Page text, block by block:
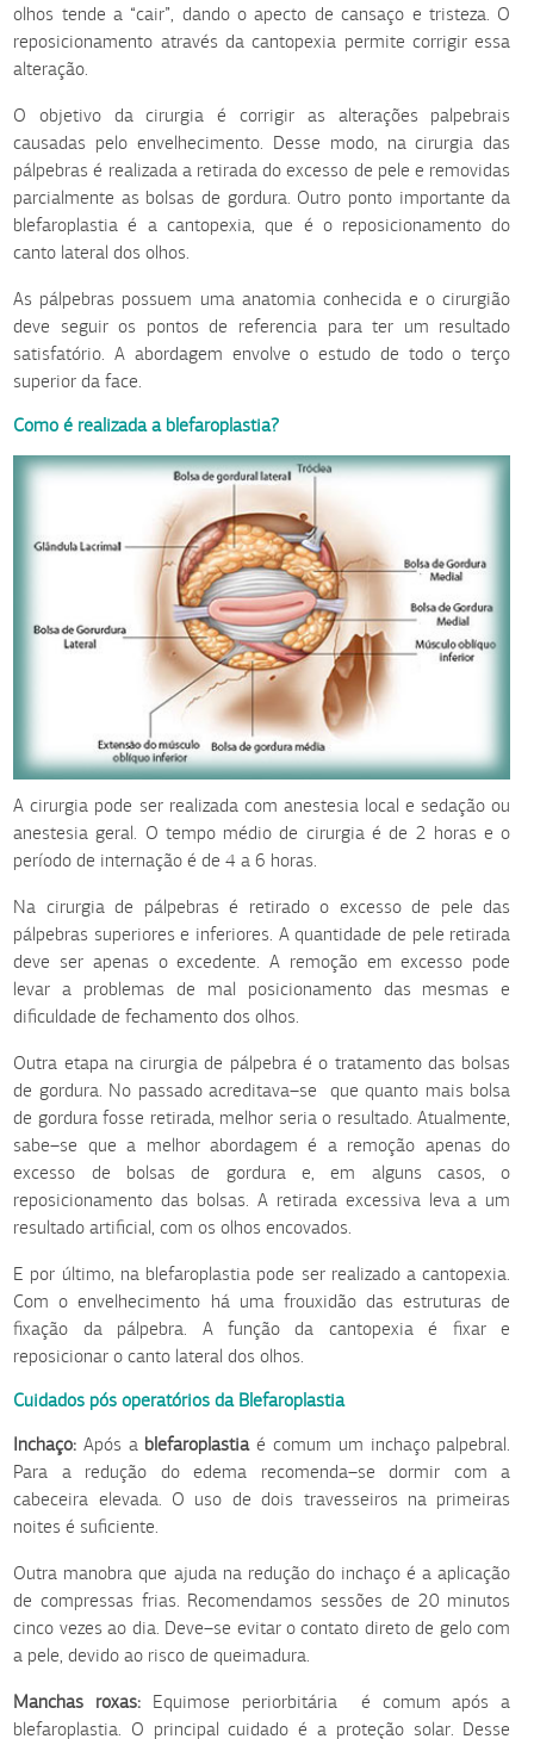
olhos tende a “cair”, dando o apecto de cansaço e tristeza. O
reposicionamento através da cantopexia permite corrigir essa
alteração.
O objetivo da cirurgia é corrigir as alterações palpebrais
causadas pelo envelhecimento. Desse modo, na cirurgia das
pálpebras é realizada a retirada do excesso de pele e removidas
parcialmente as bolsas de gordura. Outro ponto importante da
blefaroplastia é a cantopexia, que é o reposicionamento do
canto lateral dos olhos.
As pálpebras possuem uma anatomia conhecida e o cirurgião
deve seguir os pontos de referencia para ter um resultado
satisfatório. A abordagem envolve o estudo de todo o terço
superior da face.
Como é realizada a blefaroplastia?
A cirurgia pode ser realizada com anestesia local e sedação ou
anestesia geral. O tempo médio de cirurgia é de 2 horas e o
período de internação é de 4 a 6 horas.
Na cirurgia de pálpebras é retirado o excesso de pele das
pálpebras superiores e inferiores. A quantidade de pele retirada
deve ser apenas o excedente. A remoção em excesso pode
levar a problemas de mal posicionamento das mesmas e
dificuldade de fechamento dos olhos.
Outra etapa na cirurgia de pálpebra é o tratamento das bolsas
de gordura. No passado acreditava–se que quanto mais bolsa
de gordura fosse retirada, melhor seria o resultado. Atualmente,
sabe–se que a melhor abordagem é a remoção apenas do
excesso de bolsas de gordura e, em alguns casos, o
reposicionamento das bolsas. A retirada excessiva leva a um
resultado artificial, com os olhos encovados.
E por último, na blefaroplastia pode ser realizado a cantopexia.
Com o envelhecimento há uma frouxidão das estruturas de
fixação da pálpebra. A função da cantopexia é fixar e
reposicionar o canto lateral dos olhos.
Cuidados pós operatórios da Blefaroplastia
Inchaço: Após a blefaroplastiaé comum um inchaço palpebral.
Para a redução do edema recomenda–se dormir com a
cabeceira elevada. O uso de dois travesseiros na primeiras
noites é suficiente.
Outra manobra que ajuda na redução do inchaço é a aplicação
de compressas frias. Recomendamos sessões de 20 minutos
cinco vezes ao dia. Deve–se evitar o contato direto de gelo com
a pele, devido ao risco de queimadura.
Manchas roxas: Equimose periorbitária é comum após a
blefaroplastia. O principal cuidado é a proteção solar. Desse